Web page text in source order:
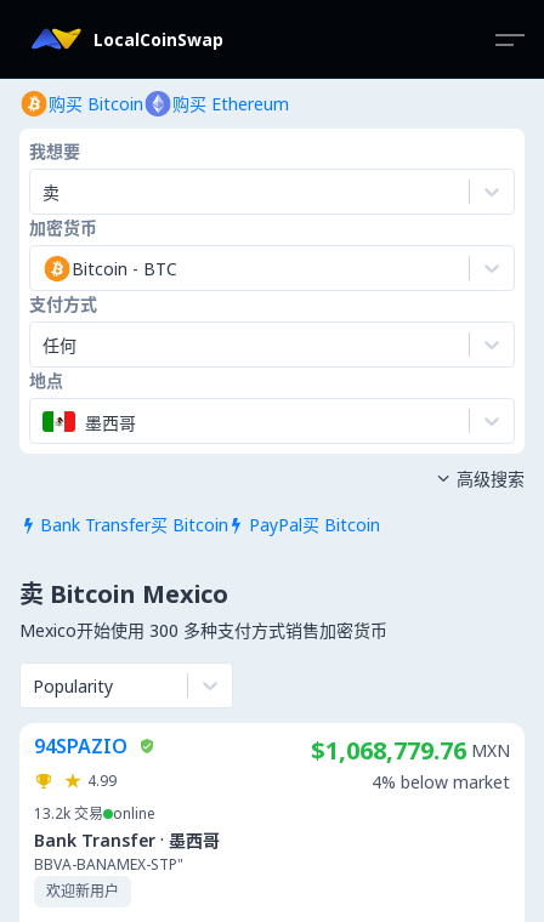
LocalCoinSwap
购买 Bitcoin 购买 Ethereum
我想要
卖
加密货币
Bitcoin - BTC
支付方式
任何
地点
墨西哥
 Bank Transfer买 Bitcoin  PayPal买 Bitcoin
 高级搜索
卖 Bitcoin Mexico
Mexico开始使用 300 多种支付方式销售加密货币
Popularity
94SPAZIO
4.99
13.2k交易 online
Bank Transfer · 墨西哥
BBVA-BANAMEX-STP"
欢迎新用户
$1,068,779.76 MXN
4% below market